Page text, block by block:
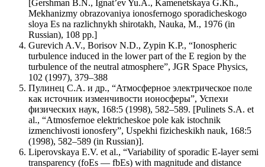
[Gershman B.N., Ignat’ev Yu.A., Kamenetskaya G.Kh.,
Mekhanizmy obrazovaniya ionosfernogo sporadicheskogo
sloya Es na razlichnykh shirotakh, Nauka, M., 1976 (in
Russian), 108 pp.]
Gurevich A.V., Borisov N.D., Zypin K.P., “Ionospheric
turbulence induced in the lower part of the E region by the
turbulence of the neutral atmosphere”, JGR Space Physics,
102 (1997), 379–388
Пулинец С.А. и др., “Атмосферное электрическое поле
как источник изменчивости ионосферы”, Успехи
физических наук, 168:5 (1998), 582–589. [Pulinets S.A. et
al., “Atmosfernoe elektricheskoe pole kak istochnik
izmenchivosti ionosfery”, Uspekhi fizicheskikh nauk, 168:5
(1998), 582–589 (in Russian)].
Liperovskaya E.V. et al., “Variability of sporadic E-layer semi
transparency (foEs — fbEs) with magnitude and distance